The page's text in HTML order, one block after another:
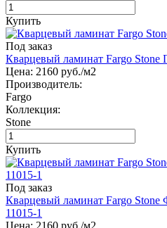
Купить
Под заказ
Кварцевый ламинат Fargo Stone
Цена: 2160 руб./м2
Производитель:
Fargo
Коллекция:
Stone
Купить
Под заказ
Кварцевый ламинат Fargo Stone
11015-1
Цена: 2160 руб./м2